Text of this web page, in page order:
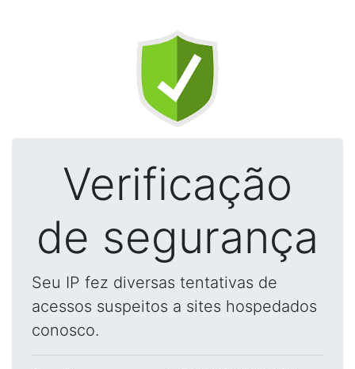
Verificação
de segurança
Seu IP fez diversas tentativas de
acessos suspeitos a sites hospedados
conosco.